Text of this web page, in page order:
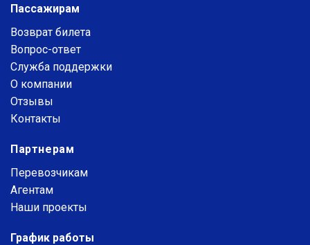
Пассажирам
Возврат билета
Вопрос-ответ
Служба поддержки
О компании
Отзывы
Контакты
Партнерам
Перевозчикам
Агентам
Наши проекты
График работы